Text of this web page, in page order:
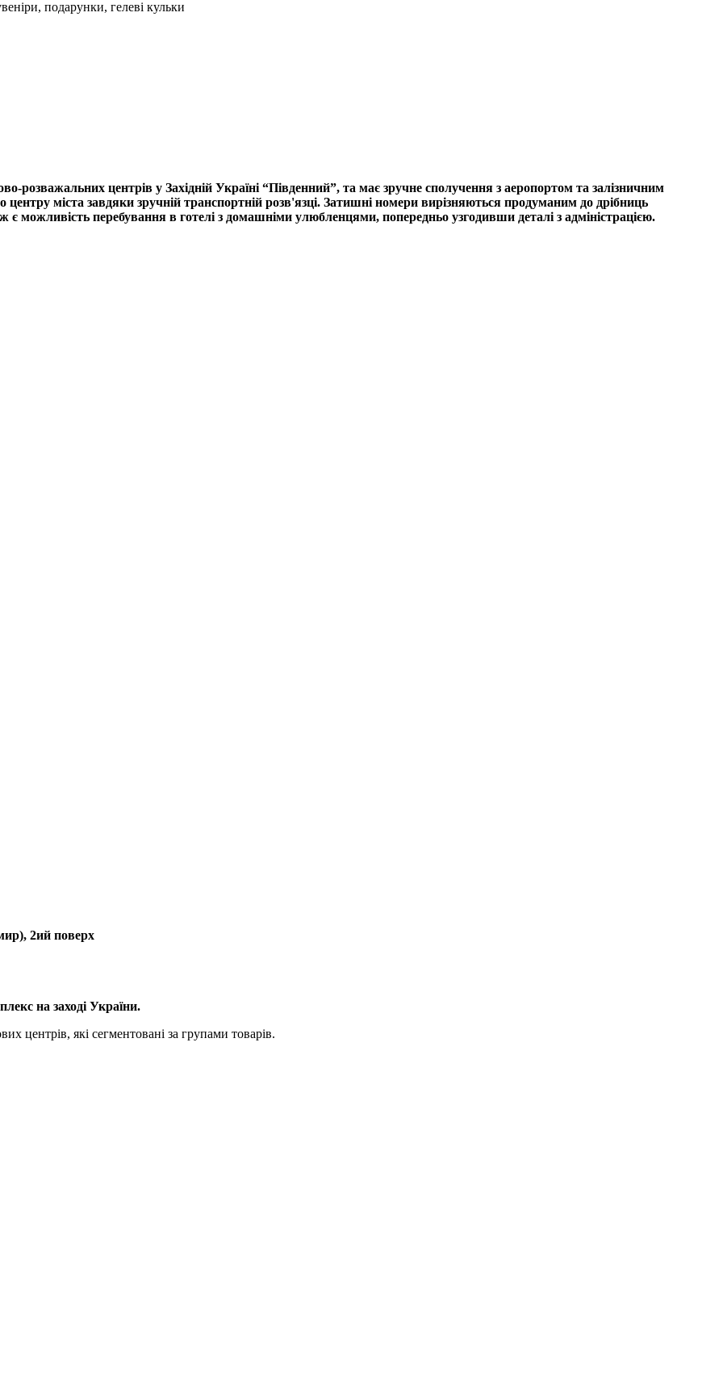
подарунки, гелеві кульки
розважальних центрів у Західній Україні “Південний”, та має зручне сполучення з аеропортом та залізничним
міста завдяки зручній транспортній розв'язці. Затишні номери вирізняються продуманим до дрібниць
можливість перебування в готелі з домашніми улюбленцями, попередньо узгодивши деталі з адміністрацією.
2ий поверх
на заході України.
центрів, які сегментовані за групами товарів.